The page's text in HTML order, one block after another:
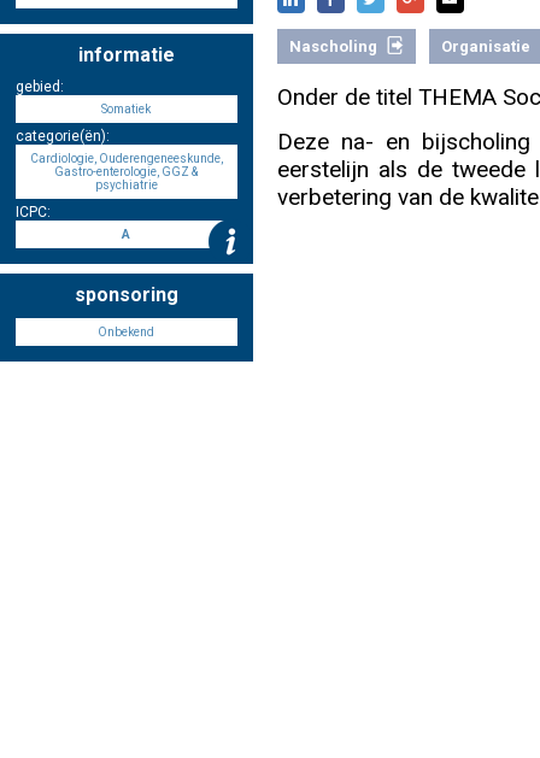
Zoek op kaart
Registreren
informatie
gebied:
Somatiek
categorie(ën):
Cardiologie, Ouderengeneeskunde,
Gastro-enterologie, GGZ &
psychiatrie
ICPC:
A
sponsoring
Onbekend
Nascholing Organisatie
Onder de titel THEMA
Deze na- en
eerstelijn als de tweede
verbetering van de